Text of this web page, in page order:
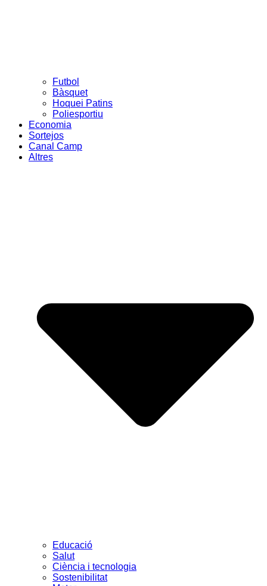
Futbol
Bàsquet
Hoquei Patins
Poliesportiu
Economia
Sortejos
Canal Camp
Altres
Educació
Salut
Ciència i tecnologia
Sostenibilitat